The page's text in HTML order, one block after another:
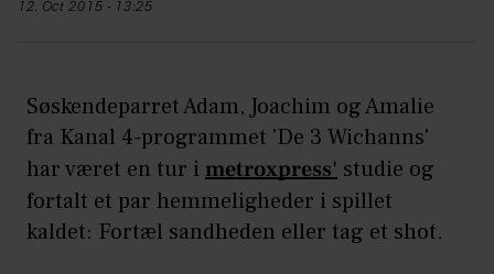
12. Oct 2015 - 13:25
Søskendeparret Adam, Joachim og Amalie
fra Kanal 4-programmet 'De 3 Wichanns'
har været en tur i metroxpress' studie og
fortalt et par hemmeligheder i spillet
kaldet: Fortæl sandheden eller tag et shot.